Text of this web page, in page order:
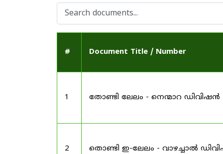
# Document Title / Number
1 തോണ്ടി ലേലം - നെന്മാറ ഡിവിഷൻ
2 തൊണ്ടി ഇ-ലേലം - വാഴച്ചാൽ